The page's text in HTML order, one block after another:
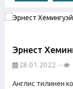
Эрнест
28.01.2022
Англис тилинен